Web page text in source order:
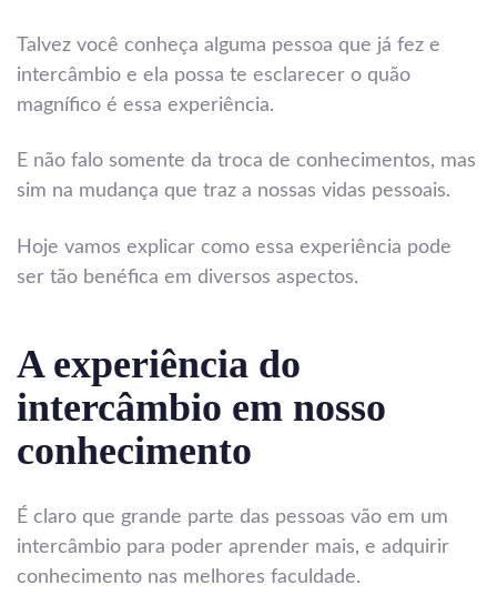
Talvez você conheça alguma pessoa que já fez e
intercâmbio e ela possa te esclarecer o quão
magnífico é essa experiência.
E não falo somente da troca de conhecimentos, mas
sim na mudança que traz a nossas vidas pessoais.
Hoje vamos explicar como essa experiência pode
ser tão benéfica em diversos aspectos.
A experiência do
intercâmbio em nosso
conhecimento
É claro que grande parte das pessoas vão em um
intercâmbio para poder aprender mais, e adquirir
conhecimento nas melhores faculdade.